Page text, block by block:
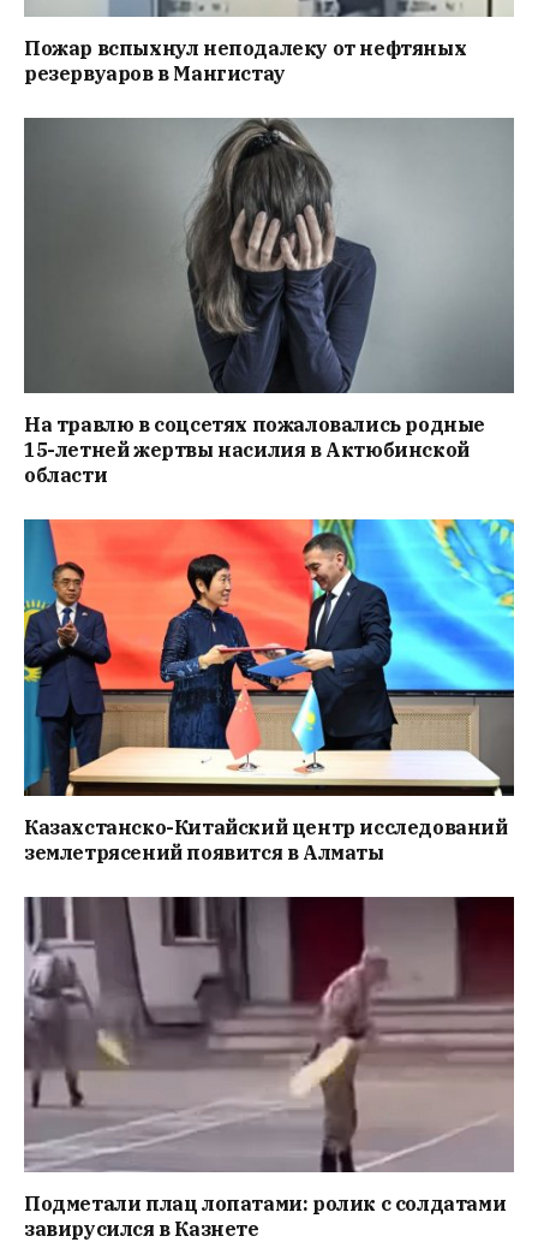
Пожар вспыхнул неподалеку от нефтяных
резервуаров в Мангистау
На травлю в соцсетях пожаловались родные
15-летней жертвы насилия в Актюбинской
области
Казахстанско-Китайский центр исследований
землетрясений появится в Алматы
Подметали плац лопатами: ролик с солдатами
завирусился в Казнете